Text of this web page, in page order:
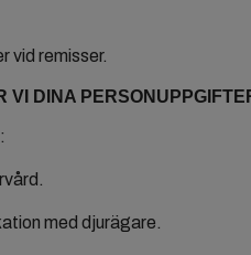
vid remisser.
DINA
med djurägare.